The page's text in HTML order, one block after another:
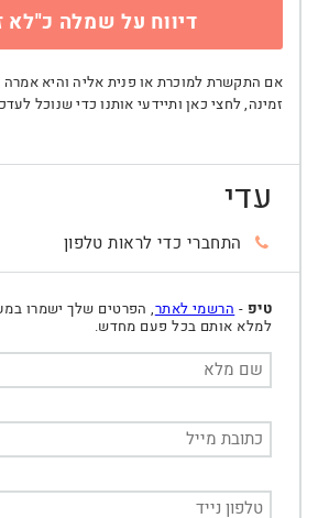
דיווח על שמלה כ"לא
אם התקשרת למוכרת או פנית אליה והיא
זמינה, לחצי כאן ותיידעי אותנו כדי שנוכל
עדי
התחברי כדי לראות טלפון
טיפ - הרשמי לאתר, הפרטים שלך ישמרו
למלא אותם בכל פעם מחדש.